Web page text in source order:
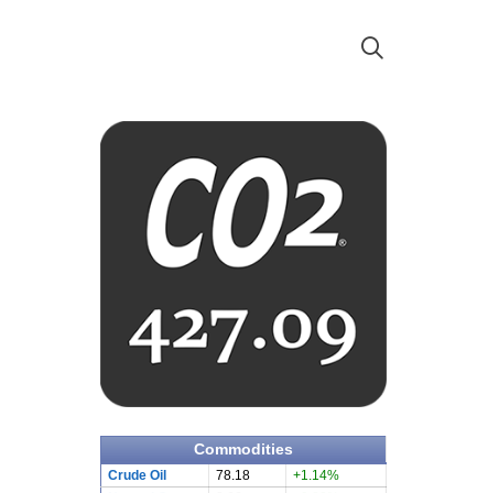
Commodities
Crude Oil 78.18
+1.14%